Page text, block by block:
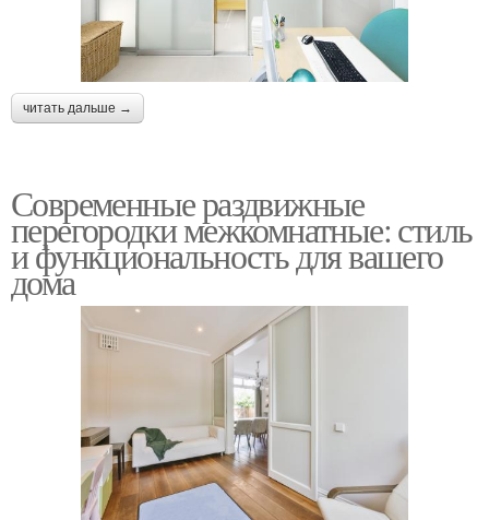
читать дальше →
Современные раздвижные
перегородки межкомнатные: стиль
и функциональность для вашего
дома